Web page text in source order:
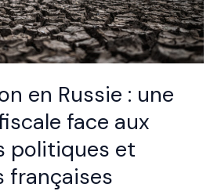
en Russie : une
face aux
politiques et
françaises